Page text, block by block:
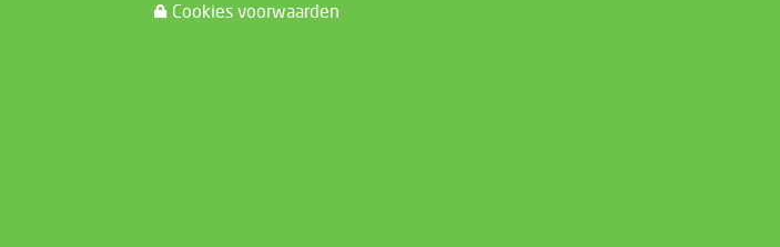
Cookies voorwaarden